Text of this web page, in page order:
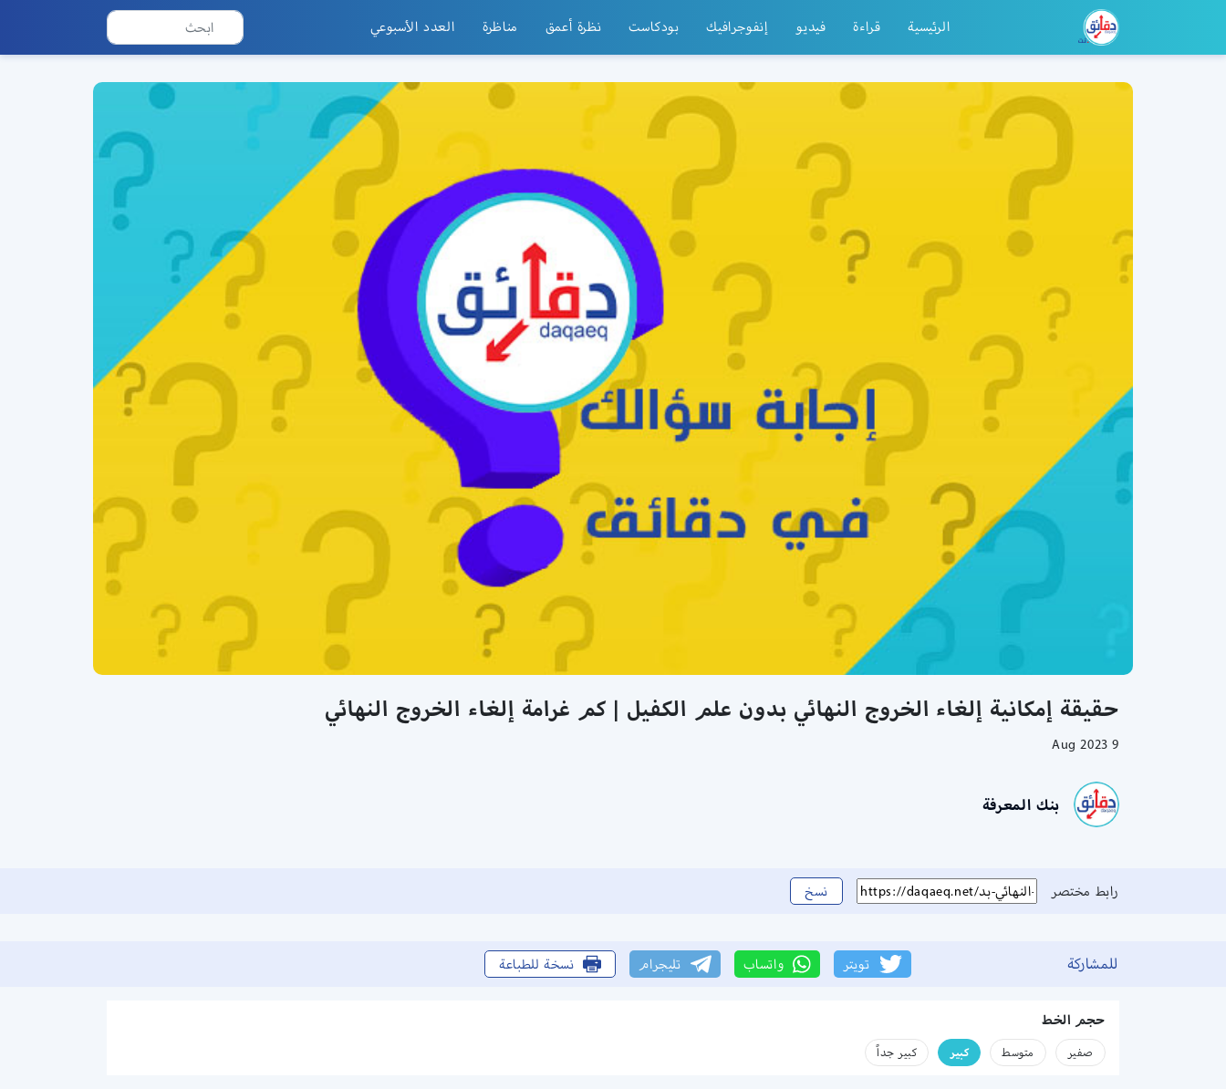
الرئيسية قراءة فيديو إنفوجرافيك بودكاست نظرة أعمق مناظرة العدد الأسبوعي
حقيقة إمكانية إلغاء الخروج النهائي بدون علم الكفيل | كم غرامة إلغاء الخروج النهائي
9 Aug 2023
بنك المعرفة
رابط مختصر نسخ
للمشاركة تويتر واتساب تليجرام نسخة للطباعة
حجم الخط
صفير متوسط كبير كبير جداً